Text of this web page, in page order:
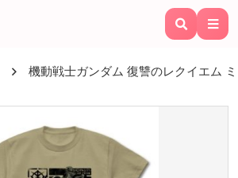
機動戦士ガンダム 復讐のレクイエム